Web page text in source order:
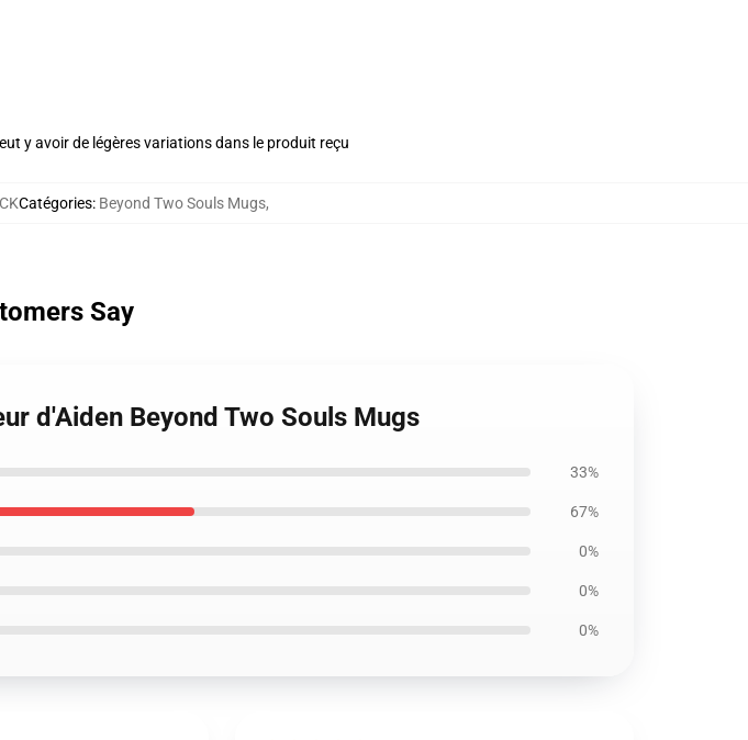
y avoir de légères variations dans le produit reçu
Catégories: Beyond Two Souls Mugs,
Say
d'Aiden Beyond Two Souls Mugs
33%
67%
0%
0%
0%